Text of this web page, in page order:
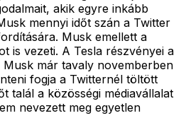
akik egyre inkább
mennyi időt szán a Twitter
Musk emellett a
is vezeti. A Tesla részvényei a
már tavaly novemberben
fogja a Twitternél töltött
talál a közösségi médiavállalat
nevezett meg egyetlen